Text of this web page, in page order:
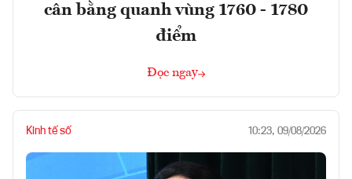
cân bằng quanh vùng 1760 - 1780
điểm
Đọc ngay
Kinh tế số 10:23, 09/08/2026